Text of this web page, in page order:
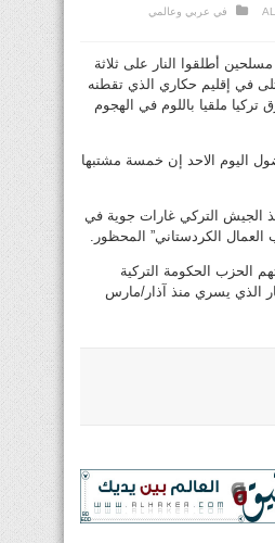
في عربي وعالمي
أطلقوا النار على ثلاثة
في إقليم حكاري الذي تقطنه
تركيا ملقيا باللوم في الهجوم
اليوم الاحد إن خمسة مشتبها
الجيش التركي غارات جوية في
العمال الكردستاني” المحظور.
الحزب الحكومة التركية
الذي يسري منذ آذار/مارس